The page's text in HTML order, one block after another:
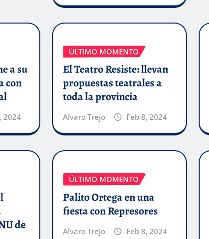
a su
con
2024
ÚLTIMO MOMENTO
El Teatro Resiste: llevan
propuestas teatrales a
toda la provincia
Alvaro Trejo Feb 8, 2024
de
ÚLTIMO MOMENTO
Palito Ortega en una
fiesta con Represores
Alvaro Trejo Feb 8, 2024